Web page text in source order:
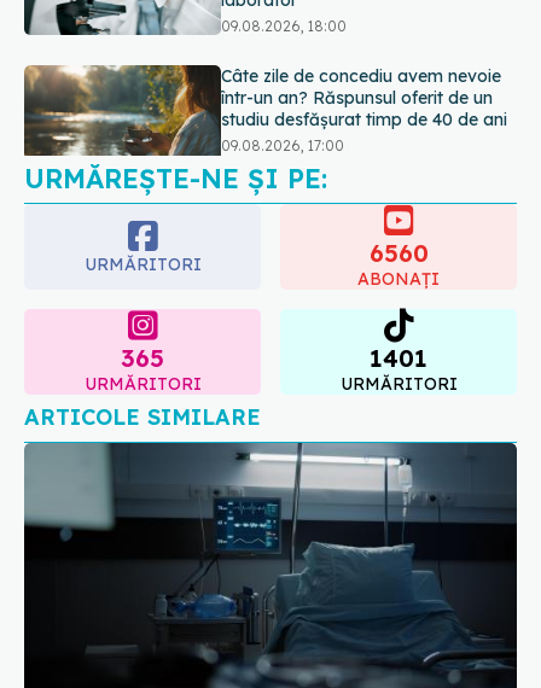
09.08.2026, 17:00
Reclamele din platformele medicale
AI pot influența prescrierea
medicamentelor
09.08.2026, 21:00
URMĂREȘTE-NE ȘI PE:
URMĂRITORI 6560
ABONAȚI
365
URMĂRITORI
1401
URMĂRITORI
ARTICOLE SIMILARE